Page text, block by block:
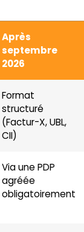
Après
septembre
2026
Format
structuré
(Factur-X, UBL,
CII)
Via une PDP
agréée
obligatoirement